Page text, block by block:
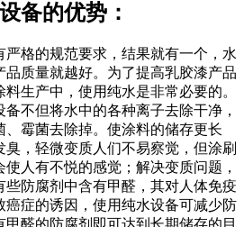
备的优势：
严格的规范要求，结果就有一个，水
品质量就越好。为了提高乳胶漆产品
生产中，使用纯水是非常必要的。
不但将水中的各种离子去除干净，
霉菌去除掉。使涂料的储存更长
，轻微变质人们不易察觉，但涂刷
人有不悦的感觉；解决变质问题，
防腐剂中含有甲醛，其对人体免疫
癌症的诱因，使用纯水设备可减少防